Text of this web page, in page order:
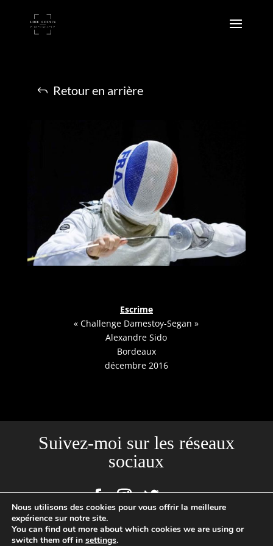
Retour en arrière
Escrime
« Challenge Damestoy-Segan »
Alexandre Sido
Bordeaux
décembre 2016
Suivez-moi sur les réseaux
sociaux
Site créé par l'Agence Backstages | Loïc Cousin Photographe
Nous utilisons des cookies pour vous offrir la meilleure
expérience sur notre site.
You can find out more about which cookies we are using or
switch them off in settings.